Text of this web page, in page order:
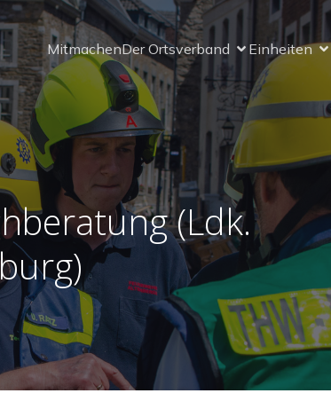
MitmachenDer Ortsverband Einheiten
(Ldk.